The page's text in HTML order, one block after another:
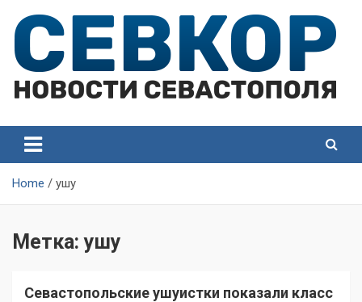
content
Севастополя
Севастополя
Home ушу
Метка:ушу
Севастопольские ушуистки показали класс